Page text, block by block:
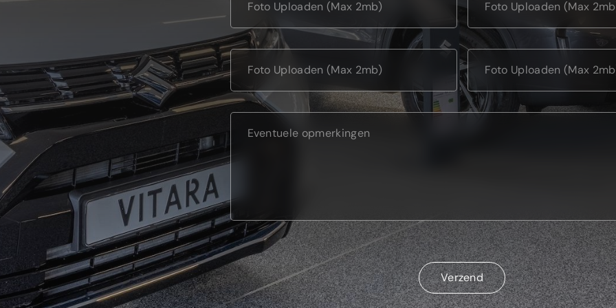
Foto Uploaden (Max 2mb) Foto Uploaden (Max
Foto Uploaden (Max 2mb) Foto Uploaden (Max
Verzend
Verzend